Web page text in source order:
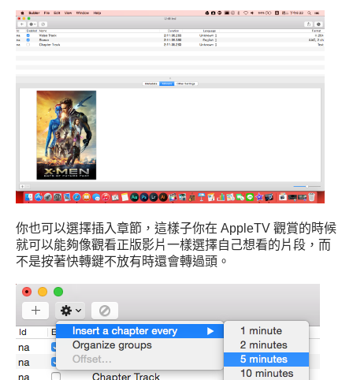
你也可以選擇插入章節，這樣子你在 AppleTV 觀賞的時候
就可以能夠像觀看正版影片一樣選擇自己想看的片段，而
不是按著快轉鍵不放有時還會轉過頭。